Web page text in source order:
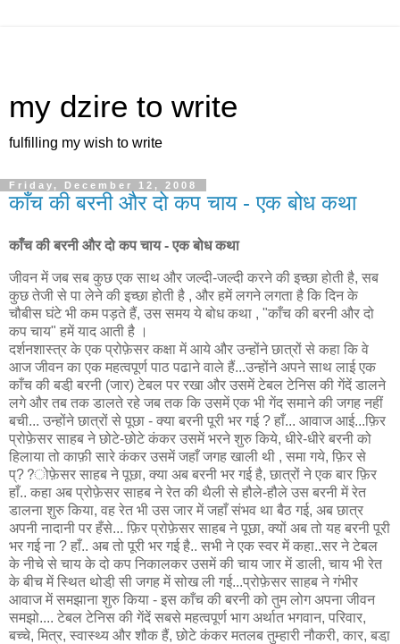
my dzire to write
fulfilling my wish to write
Friday, December 12, 2008
काँच की बरनी और दो कप चाय - एक बोध कथा
काँच की बरनी और दो कप चाय - एक बोध कथा
जीवन में जब सब कुछ एक साथ और जल्दी-जल्दी करने की इच्छा होती है, सब
कुछ तेजी से पा लेने की इच्छा होती है , और हमें लगने लगता है कि दिन के
चौबीस घंटे भी कम पड़ते हैं, उस समय ये बोध कथा , "काँच की बरनी और दो
कप चाय" हमें याद आती है ।
दर्शनशास्त्र के एक प्रोफ़ेसर कक्षा में आये और उन्होंने छात्रों से कहा कि वे
आज जीवन का एक महत्वपूर्ण पाठ पढाने वाले हैं...उन्होंने अपने साथ लाई एक
काँच की बडी़ बरनी (जार) टेबल पर रखा और उसमें टेबल टेनिस की गेंदें डालने
लगे और तब तक डालते रहे जब तक कि उसमें एक भी गेंद समाने की जगह नहीं
बची... उन्होंने छात्रों से पूछा - क्या बरनी पूरी भर गई ? हाँ... आवाज आई...फ़िर
प्रोफ़ेसर साहब ने छोटे-छोटे कंकर उसमें भरने शुरु किये, धीरे-धीरे बरनी को
हिलाया तो काफ़ी सारे कंकर उसमें जहाँ जगह खाली थी , समा गये, फ़िर से
प्??ोफ़ेसर साहब ने पूछा, क्या अब बरनी भर गई है, छात्रों ने एक बार फ़िर
हाँ.. कहा अब प्रोफ़ेसर साहब ने रेत की थैली से हौले-हौले उस बरनी में रेत
डालना शुरु किया, वह रेत भी उस जार में जहाँ संभव था बैठ गई, अब छात्र
अपनी नादानी पर हँसे... फ़िर प्रोफ़ेसर साहब ने पूछा, क्यों अब तो यह बरनी पूरी
भर गई ना ? हाँ.. अब तो पूरी भर गई है.. सभी ने एक स्वर में कहा..सर ने टेबल
के नीचे से चाय के दो कप निकालकर उसमें की चाय जार में डाली, चाय भी रेत
के बीच में स्थित थोडी़ सी जगह में सोख ली गई...प्रोफ़ेसर साहब ने गंभीर
आवाज में समझाना शुरु किया - इस काँच की बरनी को तुम लोग अपना जीवन
समझो.... टेबल टेनिस की गेंदें सबसे महत्वपूर्ण भाग अर्थात भगवान, परिवार,
बच्चे, मित्र, स्वास्थ्य और शौक हैं, छोटे कंकर मतलब तुम्हारी नौकरी, कार, बडा़